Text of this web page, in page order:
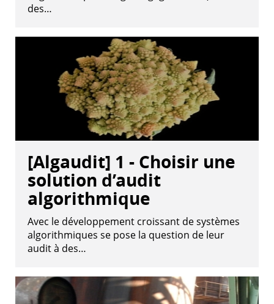
des…
[Algaudit] 1 - Choisir une
solution d’audit
algorithmique
Avec le développement croissant de systèmes
algorithmiques se pose la question de leur
audit à des…